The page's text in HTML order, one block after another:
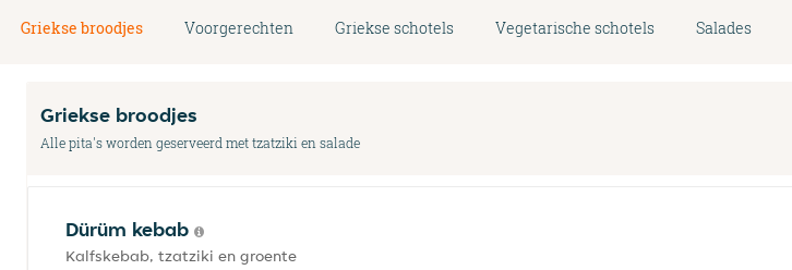
Griekse broodjes Voorgerechten Griekse schotels Vegetarische schotels Salades
Griekse broodjes
Alle pita's worden geserveerd met tzatziki en salade
Dürüm kebab
Kalfskebab, tzatziki en groente